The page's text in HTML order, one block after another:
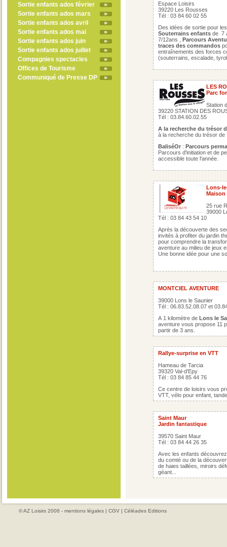
Sortie enfants ados février
Sortie enfants ados mars
Sortie enfants ados avril
Sortie enfants ados mai
Sortie enfants ados juin
Sortie enfants ados juillet
Compagnies spectacles
Offices de Tourisme
Communiqué de Presse DP
Espace Loisirs
39220 Les Rousses
Tél : 03 84 60 02 55
Des idées de sortie pour
Souterrains enfants de 7
7/12ans , Parcours
traces des commandos
entraînements des forces
(souterrains, escalade,
LES
Parc
Station
39220 STATION DES
Tél : 03.84.60.02.55
A la recherche du trésor
à la recherche du trésor de
BaliséOr : Parcours
Parcours d'initiation et de
accessible toute l'année.
Lons-
Maison
25 rue
39000
Tél : 03 84 43 54 10
Après la découverte des
invités à profiter du jardin
pour comprendre la
aventure au milieu de jeux
Une bonne idée pour une
MONTCIEL AVENTURE
39000 Lons le Saunier
Tél : 06.83.52.08.07 et
A 1 kilomètre de Lons le
aventure vous propose 11
partir de 3 ans.
Rallye-surprise en VTT
Hameau de Tarcia
39320 Val-d'Epy
Tél : 03 84 85 44 76
Ce centre de loisirs vous
VTT, vélo pour enfant,
Saint Maur
Jardin fantastique
39570 Saint Maur
Tél : 03 84 44 26 35
Avec les enfants
du comté ou de la
de haies taillées, miroirs
géant...
© AZ Loisirs 2006 - mentions légales | CGV | Céléades Editions